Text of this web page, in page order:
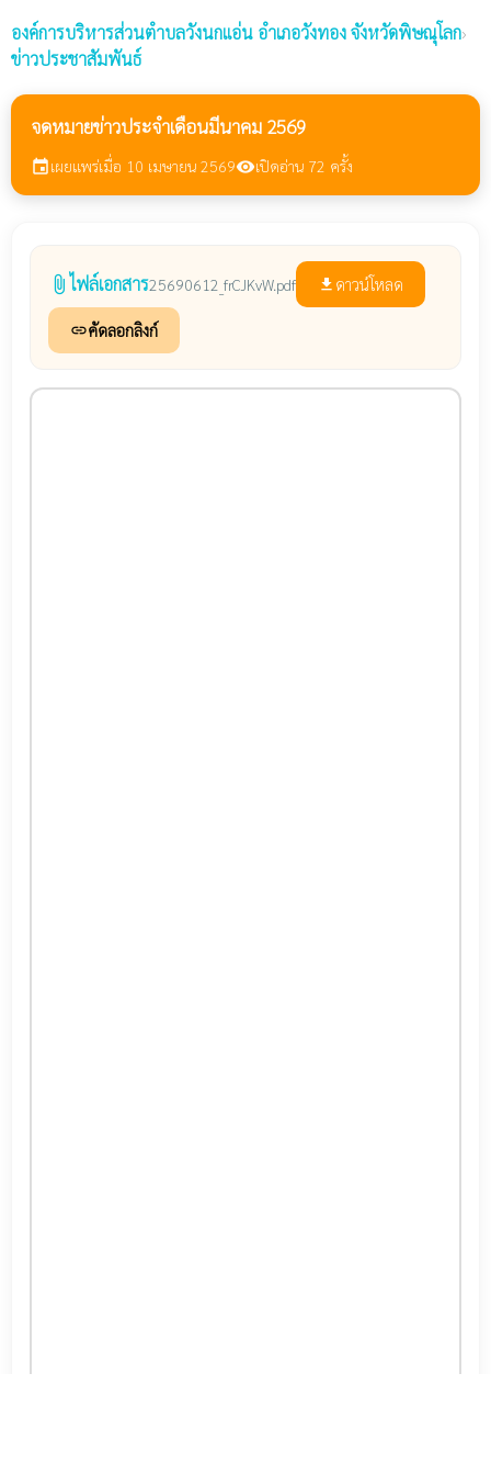
องค์การบริหารส่วนตำบลวังนกแอ่น อำเภอวังทอง จังหวัดพิษณุโลก›
ข่าวประชาสัมพันธ์
จดหมายข่าวประจำเดือนมีนาคม 2569
eventเผยแพร่เมื่อ 10 เมษายน 2569visibilityเปิดอ่าน 72 ครั้ง
attach_file ไฟล์เอกสาร25690612_frCJKvW.pdf file_download ดาวน์โหลด
linkคัดลอกลิงก์